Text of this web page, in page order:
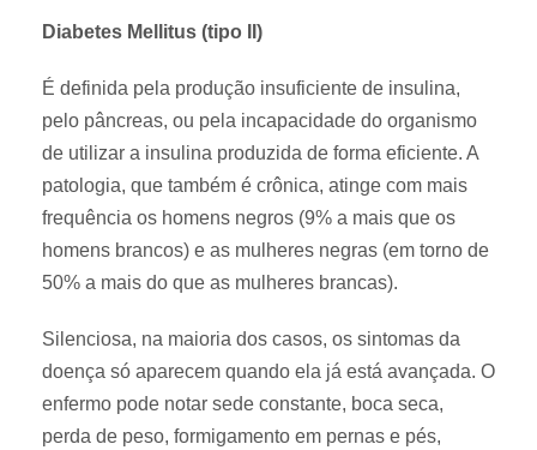
Diabetes Mellitus (tipo II)
É definida pela produção insuficiente de insulina,
pelo pâncreas, ou pela incapacidade do organismo
de utilizar a insulina produzida de forma eficiente. A
patologia, que também é crônica, atinge com mais
frequência os homens negros (9% a mais que os
homens brancos) e as mulheres negras (em torno de
50% a mais do que as mulheres brancas).
Silenciosa, na maioria dos casos, os sintomas da
doença só aparecem quando ela já está avançada. O
enfermo pode notar sede constante, boca seca,
perda de peso, formigamento em pernas e pés,